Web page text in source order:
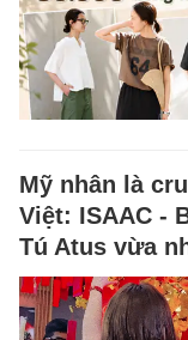
Mỹ nhân là
Việt: ISAAC -
Tú Atus vừa